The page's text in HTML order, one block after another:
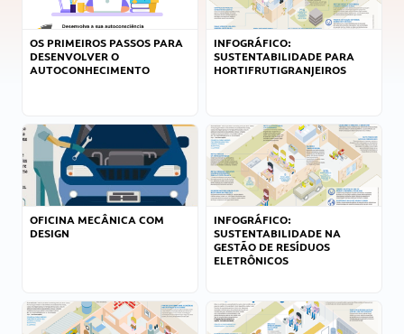
OS PRIMEIROS PASSOS PARA
DESENVOLVER O
AUTOCONHECIMENTO
INFOGRÁFICO:
SUSTENTABILIDADE PARA
HORTIFRUTIGRANJEIROS
OFICINA MECÂNICA COM
DESIGN
INFOGRÁFICO:
SUSTENTABILIDADE NA
GESTÃO DE RESÍDUOS
ELETRÔNICOS